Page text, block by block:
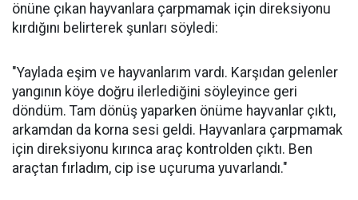
önüne çıkan hayvanlara çarpmamak için direksiyonu
kırdığını belirterek şunları söyledi:
"Yaylada eşim ve hayvanlarım vardı. Karşıdan gelenler
yangının köye doğru ilerlediğini söyleyince geri
döndüm. Tam dönüş yaparken önüme hayvanlar çıktı,
arkamdan da korna sesi geldi. Hayvanlara çarpmamak
için direksiyonu kırınca araç kontrolden çıktı. Ben
araçtan fırladım, cip ise uçuruma yuvarlandı."